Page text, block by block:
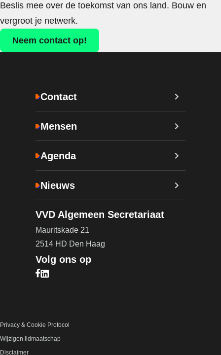
Beslis mee over de toekomst van ons land. Bouw en
vergroot je netwerk.
Neem contact op!
Contact
Mensen
Agenda
Nieuws
VVD Algemeen Secretariaat
Mauritskade 21
2514 HD Den Haag
Volg ons op
Bezoek onze Facebook pagina (opent in nieuw
Bezoek onze LinkedIn pagina (opent in nieuw
Privacy & Cookie Protocol
Wijzigen lidmaatschap
Disclaimer